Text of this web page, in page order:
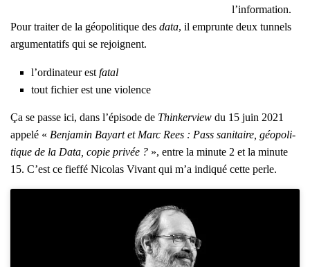
l’in­for­ma­tion.
Pour trai­ter de la géo­po­li­tique des data, il emprunte deux tun­nels
argu­men­ta­tifs qui se rejoignent.
l’or­di­na­teur est fatal
tout fichier est une vio­lence
Ça se passe ici, dans l’é­pi­sode de Thin­ker­view du 15 juin 2021
appe­lé « Ben­ja­min Bayart et Marc Rees : Pass sani­taire, géo­po­li­
tique de la Data, copie pri­vée ? », entre la minute 2 et la minute
15. C’est ce fief­fé Nico­las Vivant qui m’a indi­qué cette perle.